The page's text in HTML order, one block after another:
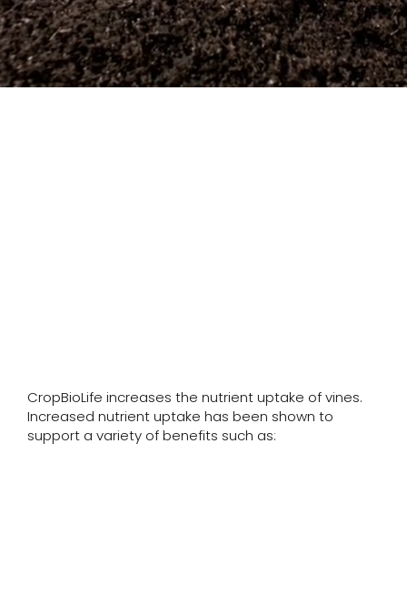
CropBioLife increases the nutrient uptake of vines.
Increased nutrient uptake has been shown to
support a variety of benefits such as: